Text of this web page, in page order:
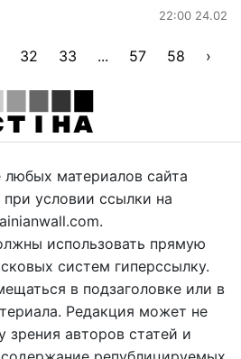
22:00 24.02
32 33 ... 57 58 ›
любых материалов сайта
условии ссылки на
использовать прямую
систем гиперссылку.
в подзаголовке или в
Редакция может не
зрения авторов статей и